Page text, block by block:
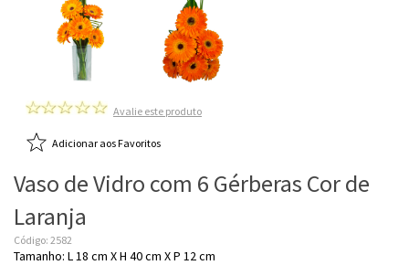
Avalie este produto
Adicionar aos Favoritos
Vaso de Vidro com 6 Gérberas Cor de
Laranja
Código: 2582
Tamanho: L 18 cm X H 40 cm X P 12 cm